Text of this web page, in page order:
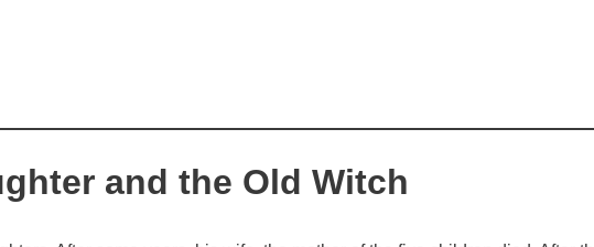
and the Old Witch